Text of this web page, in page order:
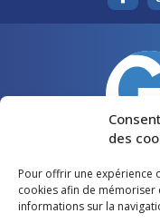
des
Pour offrir une expérience
cookies afin de
informations sur la
Accueil
Votre canton